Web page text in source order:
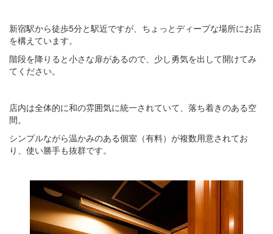
新宿駅から徒歩5分と駅近ですが、ちょっとディープな場所にお店
を構えています。
階段を降りると小さな扉があるので、少し勇気を出して開けてみ
てください。
店内は全体的に和の雰囲気に統一されていて、落ち着きのある空
間。
シンプルながら温かみのある個室（有料）が複数用意されてお
り、使い勝手も抜群です。